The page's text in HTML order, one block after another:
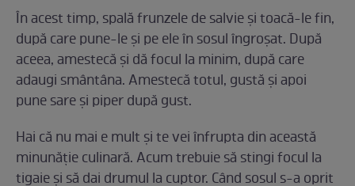
În acest timp, spală frunzele de salvie și toacă-le fin,
după care pune-le și pe ele în sosul îngroșat. După
aceea, amestecă și dă focul la minim, după care
adaugi smântâna. Amestecă totul, gustă și apoi
pune sare şi piper după gust.
Hai că nu mai e mult şi te vei înfrupta din această
minunăţie culinară. Acum trebuie să stingi focul la
tigaie și să dai drumul la cuptor. Când sosul s-a oprit